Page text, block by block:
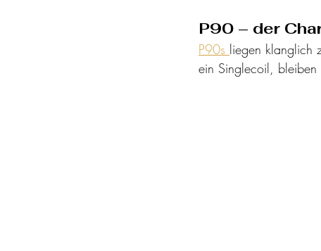
P90 – der
P90s liegen klanglich
ein Singlecoil, bleiben